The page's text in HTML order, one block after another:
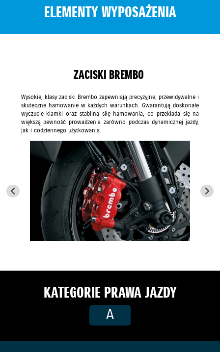
ELEMENTY WYPOSAŻENIA
ZACISKI BREMBO
Wysokiej klasy zaciski Brembo zapewniają precyzyjne, przewidywalne i
skuteczne hamowanie w każdych warunkach. Gwarantują doskonałe
wyczucie klamki oraz stabilną siłę hamowania, co przekłada się na
większą pewność prowadzenia zarówno podczas dynamicznej jazdy,
jak i codziennego użytkowania.
KATEGORIE PRAWA JAZDY
A